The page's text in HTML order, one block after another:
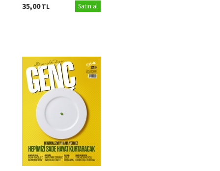
35,00TL Satın al